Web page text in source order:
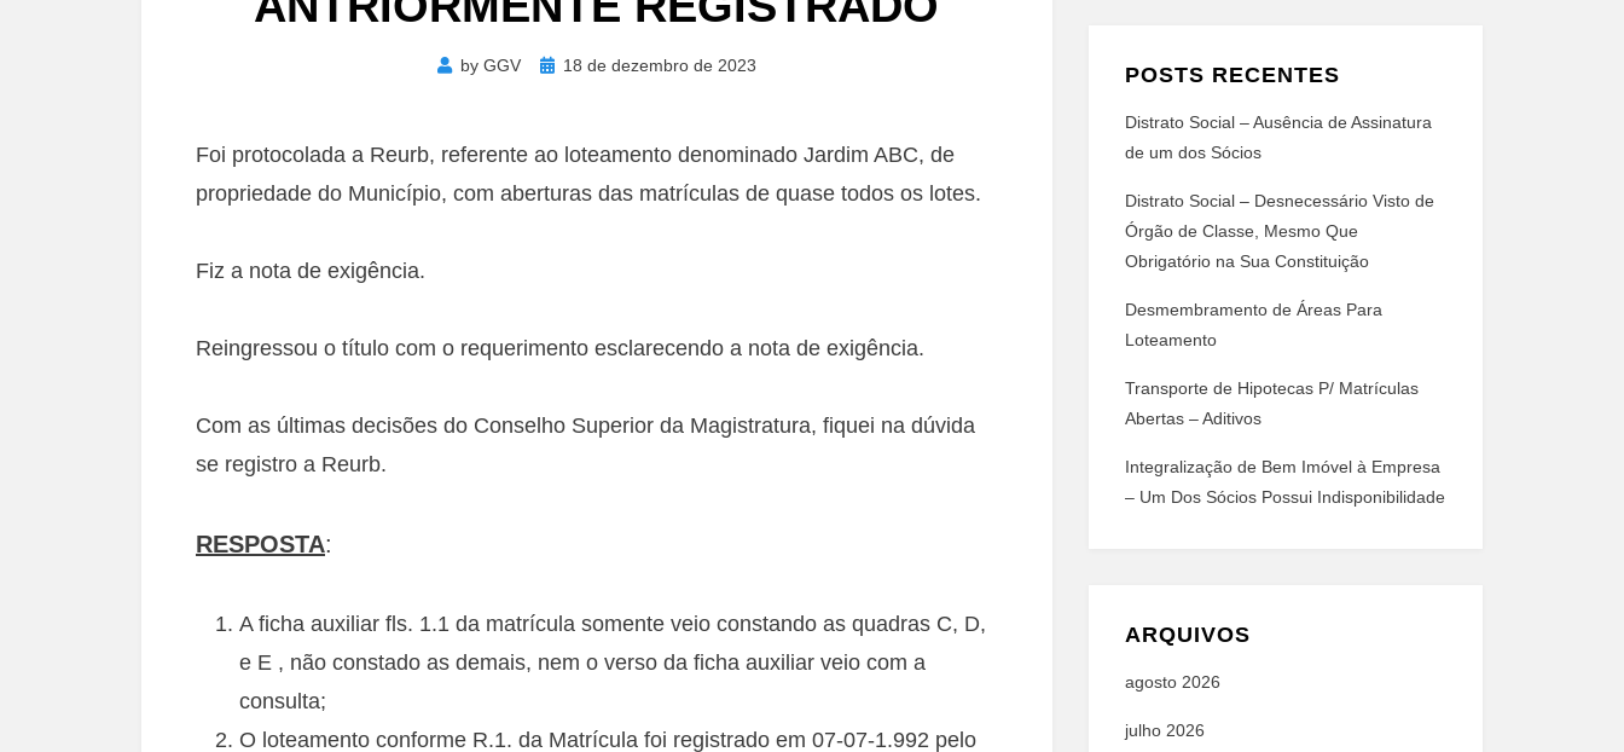
by GGV
Posted18 de dezembro de 2023
Foi protocolada a Reurb, referente ao loteamento denominado Jardim ABC, de
propriedade do Município, com aberturas das matrículas de quase todos os lotes.
Fiz a nota de exigência.
Reingressou o título com o requerimento esclarecendo a nota de exigência.
Com as últimas decisões do Conselho Superior da Magistratura, fiquei na dúvida
se registro a Reurb.
RESPOSTA:
A ficha auxiliar fls. 1.1 da matrícula somente veio constando as quadras C, D,
e E , não constado as demais, nem o verso da ficha auxiliar veio com a
consulta;
O loteamento conforme R.1. da Matrícula foi registrado em 07-07-1.992 pelo
POSTS RECENTES
Distrato Social – Ausência de Assinatura
de um dos Sócios
Distrato Social – Desnecessário Visto de
Órgão de Classe, Mesmo Que
Obrigatório na Sua Constituição
Desmembramento de Áreas Para
Loteamento
Transporte de Hipotecas P/ Matrículas
Abertas – Aditivos
Integralização de Bem Imóvel à Empresa
– Um Dos Sócios Possui Indisponibilidade
ARQUIVOS
agosto 2026
julho 2026